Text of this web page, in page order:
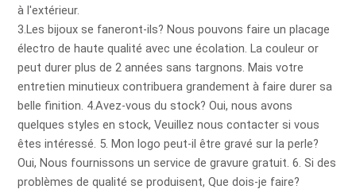
à l'extérieur.
3.Les bijoux se faneront-ils? Nous pouvons faire un placage
électro de haute qualité avec une écolation. La couleur or
peut durer plus de 2 années sans targnons. Mais votre
entretien minutieux contribuera grandement à faire durer sa
belle finition. 4.Avez-vous du stock? Oui, nous avons
quelques styles en stock, Veuillez nous contacter si vous
êtes intéressé. 5. Mon logo peut-il être gravé sur la perle?
Oui, Nous fournissons un service de gravure gratuit. 6. Si des
problèmes de qualité se produisent, Que dois-je faire?